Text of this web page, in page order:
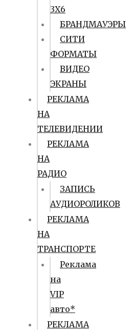
3Х6
БРАНДМАУЭРЫ
СИТИ
ФОРМАТЫ
ВИДЕО
ЭКРАНЫ
РЕКЛАМА
НА
ТЕЛЕВИДЕНИИ
РЕКЛАМА
НА
РАДИО
ЗАПИСЬ
АУДИОРОЛИКОВ
РЕКЛАМА
НА
ТРАНСПОРТЕ
Реклама
на
VIP
авто*
РЕКЛАМА